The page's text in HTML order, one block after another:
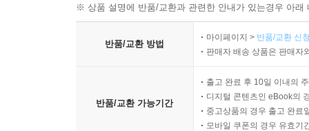
※ 상품 설명에 반품/교환과 관련한 안내가 있는경우 아
반품/교환 방법
마이페이지 > 반품/교환 신
판매자 배송 상품은 판매자
반품/교환 가능기간
출고 완료 후 10일 이내의
디지털 콘텐츠인 eBook의
중고상품의 경우 출고 완료
모바일 쿠폰의 경우 유효기